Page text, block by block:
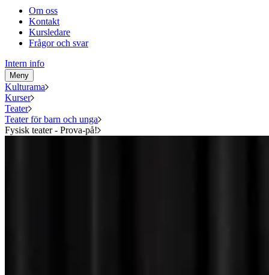
Om oss
Kontakt
Kursledare
Frågor och svar
Intern info
Meny
Kulturama
Kurser
Teater
Teater för barn och unga
Fysisk teater - Prova-på!